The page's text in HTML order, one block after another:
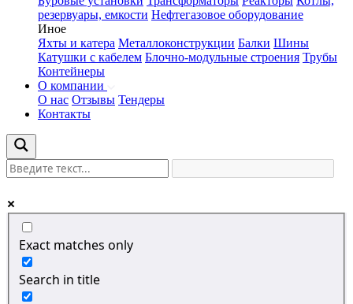
резервуары, емкости Нефтегазовое оборудование
Иное
Яхты и катера Металлоконструкции Балки Шины
Катушки с кабелем Блочно-модульные строения Трубы
Контейнеры
О компании
О нас Отзывы Тендеры
Контакты
Exact matches only
Search in title